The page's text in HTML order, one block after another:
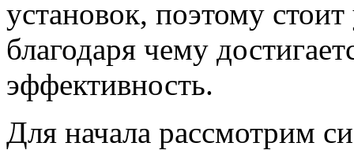
установок, поэтому
благодаря чему
эффективность.
Для начала рассмотрим